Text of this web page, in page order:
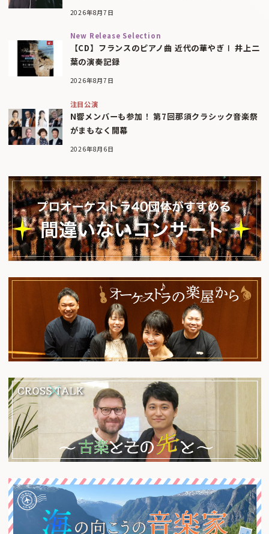
2026年8月7日
New Release Selection
【CD】フランスのピアノ曲 近代の華やぎⅠ 井上二
葉の演奏記録
2026年8月7日
注目公演
N響メンバーも参加！ 第7回那須クラシック音楽祭
がまもなく開幕
2026年8月6日